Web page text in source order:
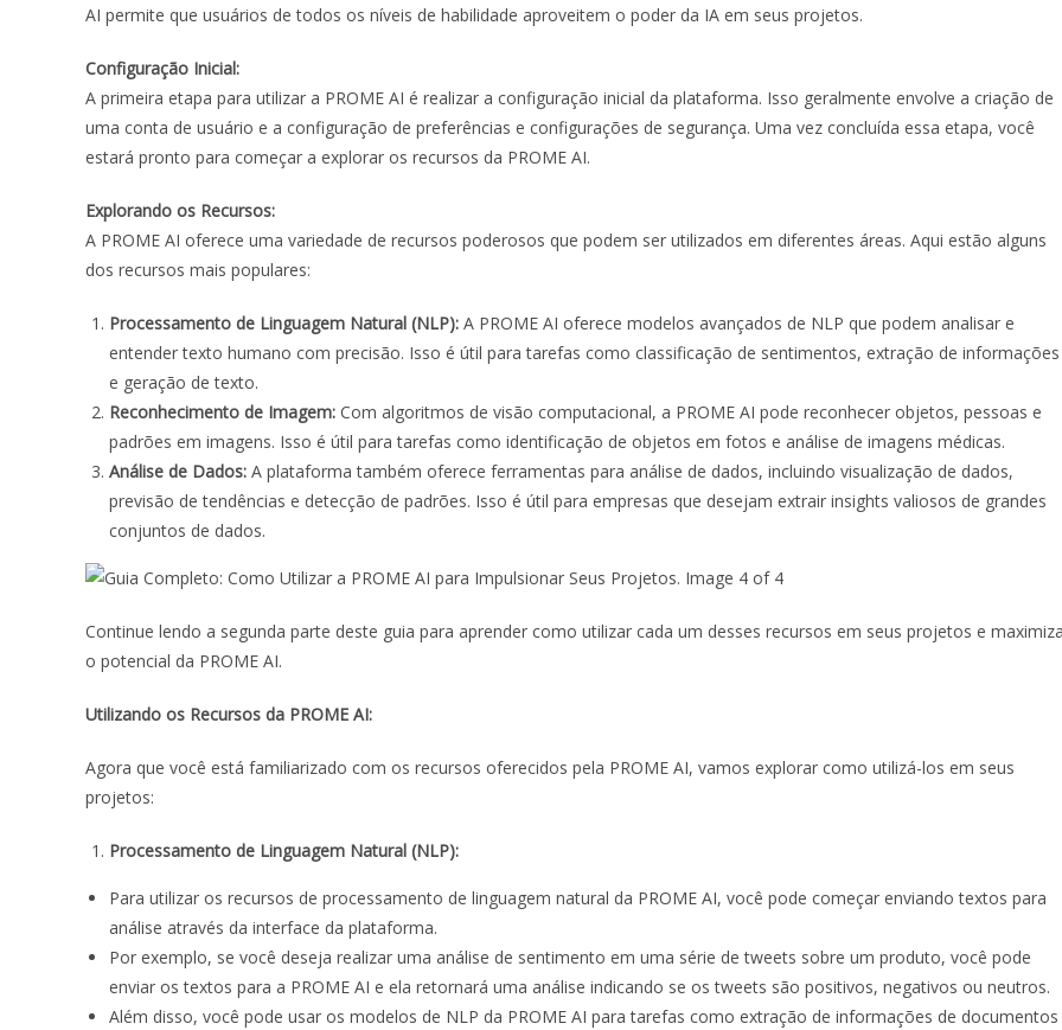
AI permite que usuários de todos os níveis de habilidade aproveitem o poder da IA em seus projetos.
Configuração Inicial:
A primeira etapa para utilizar a PROME AI é realizar a configuração inicial da plataforma. Isso geralmente envolve a criação de
uma conta de usuário e a configuração de preferências e configurações de segurança. Uma vez concluída essa etapa, você
estará pronto para começar a explorar os recursos da PROME AI.
Explorando os Recursos:
A PROME AI oferece uma variedade de recursos poderosos que podem ser utilizados em diferentes áreas. Aqui estão alguns
dos recursos mais populares:
Processamento de Linguagem Natural (NLP): A PROME AI oferece modelos avançados de NLP que podem analisar e
entender texto humano com precisão. Isso é útil para tarefas como classificação de sentimentos, extração de informações
e geração de texto.
Reconhecimento de Imagem: Com algoritmos de visão computacional, a PROME AI pode reconhecer objetos, pessoas e
padrões em imagens. Isso é útil para tarefas como identificação de objetos em fotos e análise de imagens médicas.
Análise de Dados: A plataforma também oferece ferramentas para análise de dados, incluindo visualização de dados,
previsão de tendências e detecção de padrões. Isso é útil para empresas que desejam extrair insights valiosos de grandes
conjuntos de dados.
Continue lendo a segunda parte deste guia para aprender como utilizar cada um desses recursos em seus projetos e
o potencial da PROME AI.
Utilizando os Recursos da PROME AI:
Agora que você está familiarizado com os recursos oferecidos pela PROME AI, vamos explorar como utilizá-los em seus
projetos:
Processamento de Linguagem Natural (NLP):
Para utilizar os recursos de processamento de linguagem natural da PROME AI, você pode começar enviando textos para
análise através da interface da plataforma.
Por exemplo, se você deseja realizar uma análise de sentimento em uma série de tweets sobre um produto, você pode
enviar os textos para a PROME AI e ela retornará uma análise indicando se os tweets são positivos, negativos ou neutros.
Além disso, você pode usar os modelos de NLP da PROME AI para tarefas como extração de informações de documentos